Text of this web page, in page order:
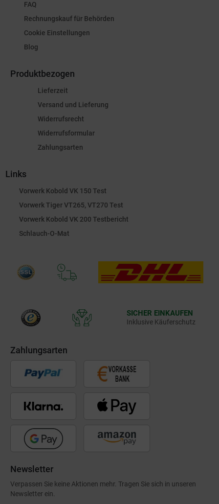
FAQ
Rechnungskauf für Behörden
Cookie Einstellungen
Blog
Produktbezogen
Lieferzeit
Versand und Lieferung
Widerrufsrecht
Widerrufsformular
Zahlungsarten
Links
Vorwerk Kobold VK 150 Test
Vorwerk Tiger VT265, VT270 Test
Vorwerk Kobold VK 200 Testbericht
Schlauch-O-Mat
SICHER EINKAUFEN
Inklusive Käuferschutz
Zahlungsarten
Newsletter
Verpassen Sie keine Aktionen mehr. Tragen Sie sich in unseren
Newsletter ein.